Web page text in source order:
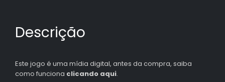
Descrição
Este jogo é uma mídia digital, antes da compra, saiba
como funciona clicando aqui.